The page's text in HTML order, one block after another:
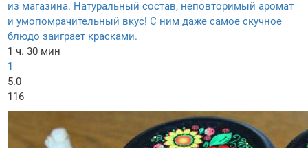
из магазина. Натуральный состав, неповторимый аромат
и умопомрачительный вкус! С ним даже самое скучное
блюдо заиграет красками.
1 ч. 30 мин
1
5.0
116